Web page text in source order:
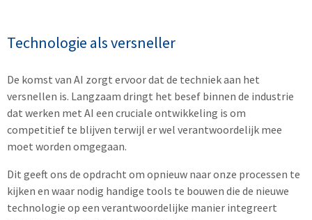
Technologie als versneller
De komst van AI zorgt ervoor dat de techniek aan het
versnellen is. Langzaam dringt het besef binnen de industrie
dat werken met AI een cruciale ontwikkeling is om
competitief te blijven terwijl er wel verantwoordelijk mee
moet worden omgegaan.
Dit geeft ons de opdracht om opnieuw naar onze processen te
kijken en waar nodig handige tools te bouwen die de nieuwe
technologie op een verantwoordelijke manier integreert